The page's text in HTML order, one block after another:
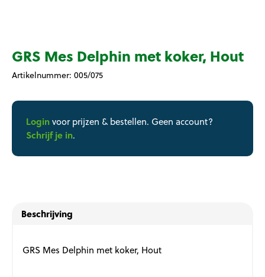
GRS Mes Delphin met koker, Hout
Artikelnummer: 005/075
Loginvoor prijzen & bestellen. Geen account?
Schrijf je in.
Beschrijving
GRS Mes Delphin met koker, Hout